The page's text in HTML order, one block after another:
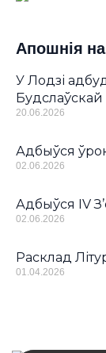
Апошнія
У Лодзі
Будслаўскай
20.06.2026
Адбыўся
02.06.2026
Адбыўся IV
02.06.2026
Расклад
01.04.2026